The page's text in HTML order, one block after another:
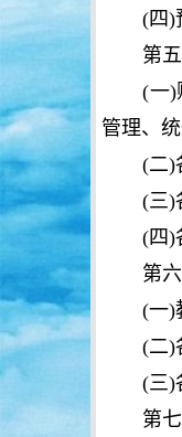
(四)
第
(一)
管理、统
(二)
(三)
(四)
第
(一)
(二)
(三)
第